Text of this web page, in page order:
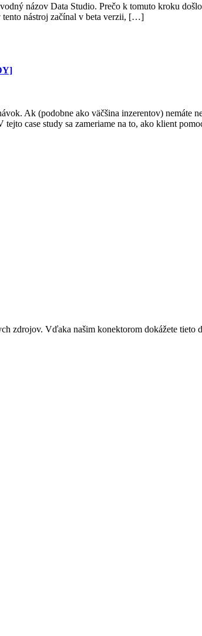
názov Data Studio. Prečo k tomuto kroku
tento nástroj začínal v beta verzii, […]
Ak (podobne ako väčšina inzerentov) nemáte
case study sa zameriame na to, ako klient
Vďaka našim konektorom dokážete tieto